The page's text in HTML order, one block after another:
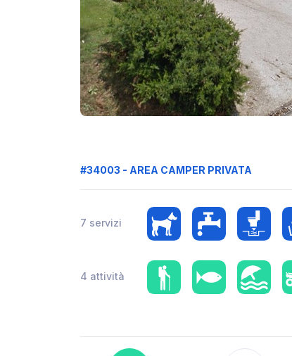
#34003 - AREA CAMPER PRIVATA
7 servizi
4 attività